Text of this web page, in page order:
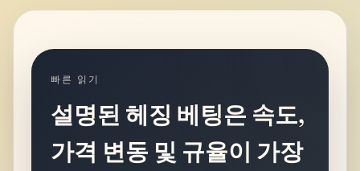
빠른 읽기
설명된 헤징 베팅은 속도,
가격 변동 및 규율이 가장